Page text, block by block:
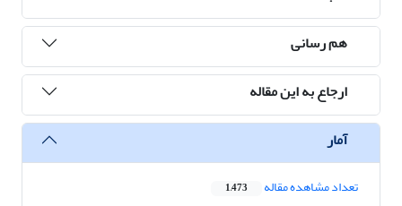
هم رسانی
ارجاع به این مقاله
آمار
تعداد مشاهده مقاله 1,473